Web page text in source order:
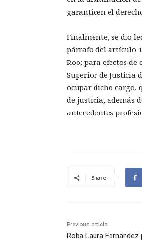
garanticen el
Finalmente, se dio
párrafo del artículo
Roo; para efectos
Superior de Justicia
ocupar dicho cargo,
de justicia, además
antecedentes
Share
Previous article
Roba Laura